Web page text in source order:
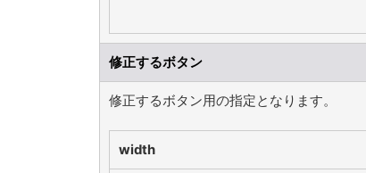
修正するボタン
修正するボタン用の指定となります。
width